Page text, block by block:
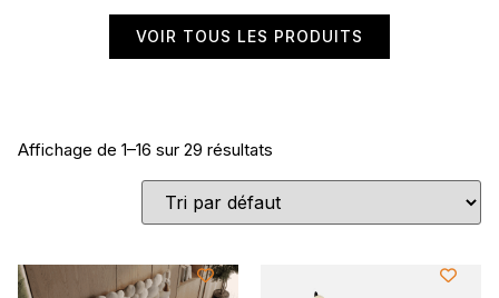
VOIR TOUS LES PRODUITS
Affichage de 1–16 sur 29 résultats